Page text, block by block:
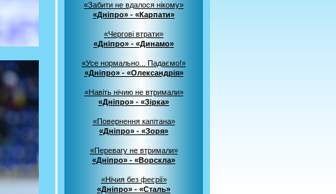
«Забити не вдалося нікому»
«Дніпро» - «Карпати»
«Чергові втрати»
«Дніпро» - «Динамо»
«Усе нормально... Падаємо!»
«Дніпро» - «Олександрія»
«Навіть нічию не втримали»
«Дніпро» - «Зірка»
«Повернення капітана»
«Дніпро» - «Зоря»
«Перевагу не втримали»
«Дніпро» - «Ворскла»
«Нічия без феєрії»
«Дніпро» - «Сталь»